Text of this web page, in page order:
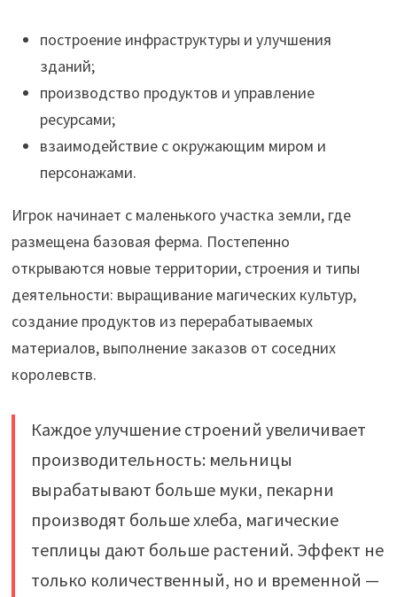
построение инфраструктуры и улучшения
зданий;
производство продуктов и управление
ресурсами;
взаимодействие с окружающим миром и
персонажами.
Игрок начинает с маленького участка земли, где
размещена базовая ферма. Постепенно
открываются новые территории, строения и типы
деятельности: выращивание магических культур,
создание продуктов из перерабатываемых
материалов, выполнение заказов от соседних
королевств.
Каждое улучшение строений увеличивает
производительность: мельницы
вырабатывают больше муки, пекарни
производят больше хлеба, магические
теплицы дают больше растений. Эффект не
только количественный, но и временной —